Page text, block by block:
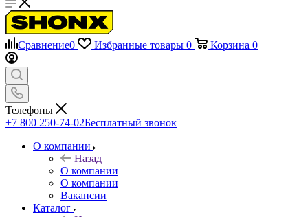
Сравнение0 Избранные товары 0 Корзина 0
Телефоны
+7 800 250-74-02Бесплатный звонок
О компании
Назад
О компании
О компании
Вакансии
Каталог